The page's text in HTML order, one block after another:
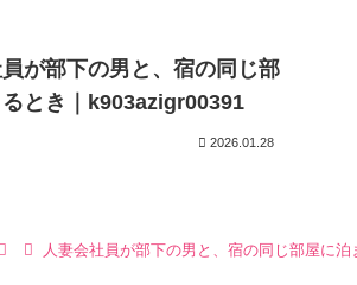
が部下の男と、宿の同じ部
とき｜k903azigr00391
2026.01.28
人妻会社員が部下の男と、宿の同じ部屋に泊